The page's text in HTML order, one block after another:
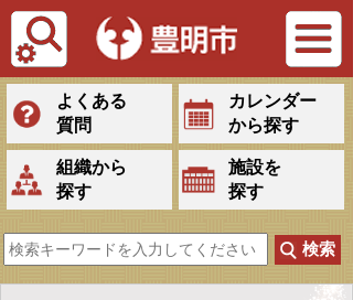
Tiếng Việt
よくある
質問
カレンダー
から探す
組織から
探す
施設を
探す